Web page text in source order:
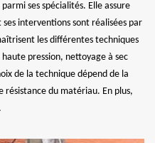
ses spécialités. Elle assure
interventions sont réalisées par
les différentes techniques
pression, nettoyage à sec
de la technique dépend de la
du matériau. En plus,